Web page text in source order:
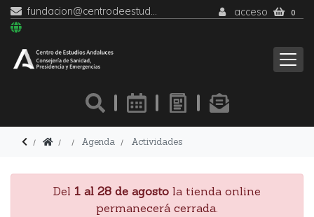
fundacion@centrodeestudiosandaluces.es acceso 0
Agenda Actividades
Del 1 al 28 de agosto la tienda online
permanecerá cerrada.